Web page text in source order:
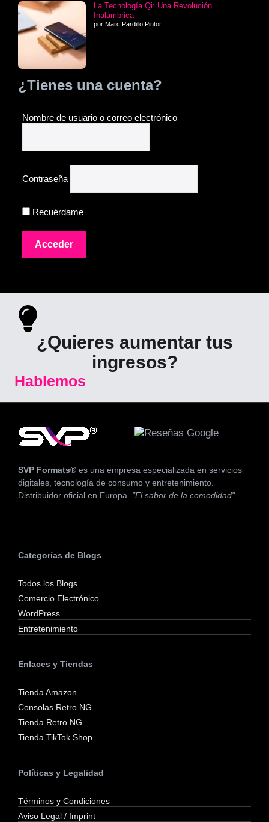
La Tecnología Qi: Una Revolución
Inalámbrica
por Marc Pardillo Pintor
¿Tienes una cuenta?
Nombre de usuario o correo electrónico
Contraseña
Recuérdame
¿Quieres aumentar tus
ingresos?
Hablemos
SVP Formats® es una empresa especializada en servicios
digitales, tecnología de consumo y entretenimiento.
Distribuidor oficial en Europa. "El sabor de la comodidad".
Categorías de Blogs
Todos los Blogs
Comercio Electrónico
WordPress
Entretenimiento
Enlaces y Tiendas
Tienda Amazon
Consolas Retro NG
Tienda Retro NG
Tienda TikTok Shop
Políticas y Legalidad
Términos y Condiciones
Aviso Legal / Imprint